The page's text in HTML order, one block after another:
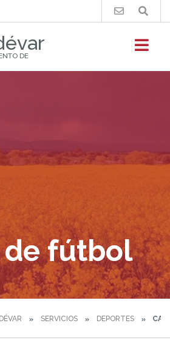
DE
Buscar
de fútbol
SERVICIOS DEPORTES